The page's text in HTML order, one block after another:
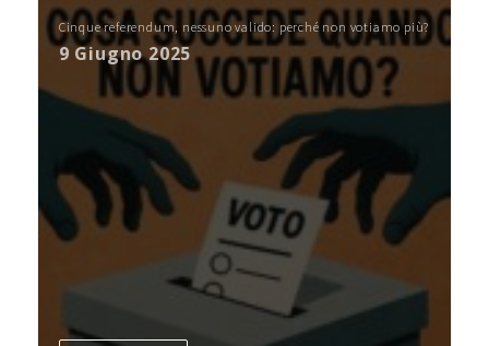
Cinque referendum, nessuno valido: perché non votiamo più?
9 Giugno 2025